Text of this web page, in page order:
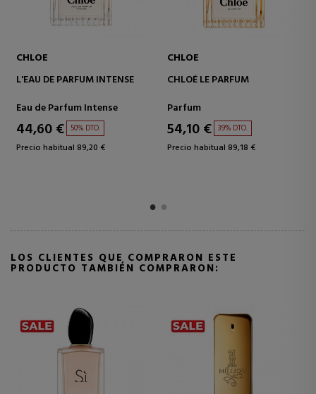
CHLOE
CHLOÉ NOMADE NUIT
Eau de Parfum
178,53 € 5% DTO.
Precio habitual 187,93 €
CHLOE
SIGNATURE LUMINEUSE
Eau de Parfum
155,34 € 5% DTO.
Precio habitual 163,52 €
LOS CLIENTES QUE COMPRARON ESTE
PRODUCTO TAMBIÉN COMPRARON: